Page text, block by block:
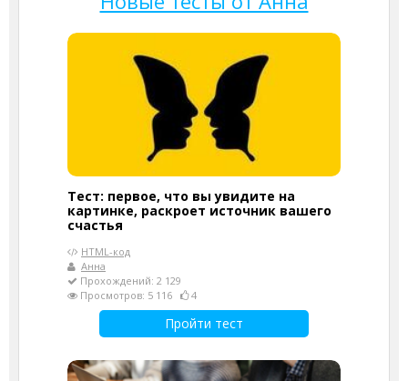
Тест: первое, что вы увидите на
картинке, раскроет источник вашего
счастья
HTML-код
Анна
Прохождений: 2 129
Просмотров: 5 116
4
Пройти тест